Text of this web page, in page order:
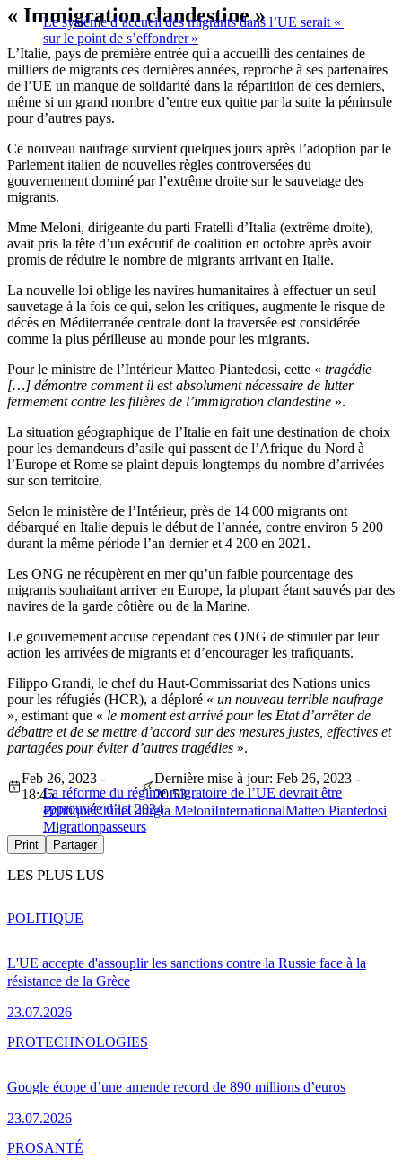
Le système d’accueil des migrants dans l’UE serait «
sur le point de s’effondrer »
« Immigration clandestine »
L’Italie, pays de première entrée qui a accueilli des centaines de
milliers de migrants ces dernières années, reproche à ses partenaires
de l’UE un manque de solidarité dans la répartition de ces derniers,
même si un grand nombre d’entre eux quitte par la suite la péninsule
pour d’autres pays.
Ce nouveau naufrage survient quelques jours après l’adoption par le
Parlement italien de nouvelles règles controversées du
gouvernement dominé par l’extrême droite sur le sauvetage des
migrants.
Mme Meloni, dirigeante du parti Fratelli d’Italia (extrême droite),
avait pris la tête d’un exécutif de coalition en octobre après avoir
promis de réduire le nombre de migrants arrivant en Italie.
La nouvelle loi oblige les navires humanitaires à effectuer un seul
sauvetage à la fois ce qui, selon les critiques, augmente le risque de
décès en Méditerranée centrale dont la traversée est considérée
comme la plus périlleuse au monde pour les migrants.
Pour le ministre de l’Intérieur Matteo Piantedosi, cette « tragédie
[…] démontre comment il est absolument nécessaire de lutter
fermement contre les filières de l’immigration clandestine ».
La situation géographique de l’Italie en fait une destination de choix
pour les demandeurs d’asile qui passent de l’Afrique du Nord à
l’Europe et Rome se plaint depuis longtemps du nombre d’arrivées
sur son territoire.
Selon le ministère de l’Intérieur, près de 14 000 migrants ont
débarqué en Italie depuis le début de l’année, contre environ 5 200
durant la même période l’an dernier et 4 200 en 2021.
Les ONG ne récupèrent en mer qu’un faible pourcentage des
migrants souhaitant arriver en Europe, la plupart étant sauvés par des
navires de la garde côtière ou de la Marine.
Le gouvernement accuse cependant ces ONG de stimuler par leur
action les arrivées de migrants et d’encourager les trafiquants.
Filippo Grandi, le chef du Haut-Commissariat des Nations unies
pour les réfugiés (HCR), a déploré « un nouveau terrible naufrage
», estimant que « le moment est arrivé pour les Etat d’arrêter de
débattre et de se mettre d’accord sur des mesures justes, effectives et
partagées pour éviter d’autres tragédies ».
La réforme du régime migratoire de l’UE devrait être
approuvée d’ici 2024
Feb 26, 2023 -
18:45
Dernière mise à jour: Feb 26, 2023 -
20:53
PolitiqueChineGiorgia MeloniInternationalMatteo Piantedosi
Migrationpasseurs
Print Partager
LES PLUS LUS
L'UE accepte d'assouplir les sanctions contre la Russie face à la
résistance de la Grèce
23.07.2026
POLITIQUE
Google écope d’une amende record de 890 millions d’euros
23.07.2026
PROTECHNOLOGIES
PROSANTÉ